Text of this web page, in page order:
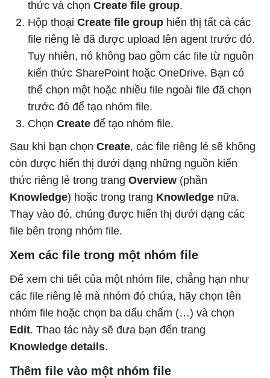
thức và chọn Create file group.
Hộp thoại Create file group hiển thị tất cả các
file riêng lẻ đã được upload lên agent trước đó.
Tuy nhiên, nó không bao gồm các file từ nguồn
kiến ​​thức SharePoint hoặc OneDrive. Bạn có
thể chọn một hoặc nhiều file ngoài file đã chọn
trước đó để tạo nhóm file.
Chọn Create để tạo nhóm file.
Sau khi bạn chọn Create, các file riêng lẻ sẽ không
còn được hiển thị dưới dạng những nguồn kiến ​​
thức riêng lẻ trong trang Overview (phần
Knowledge) hoặc trong trang Knowledge nữa.
Thay vào đó, chúng được hiển thị dưới dạng các
file bên trong nhóm file.
Xem các file trong một nhóm file
Để xem chi tiết của một nhóm file, chẳng hạn như
các file riêng lẻ mà nhóm đó chứa, hãy chọn tên
nhóm file hoặc chọn ba dấu chấm (…) và chọn
Edit. Thao tác này sẽ đưa bạn đến trang
Knowledge details.
Thêm file vào một nhóm file